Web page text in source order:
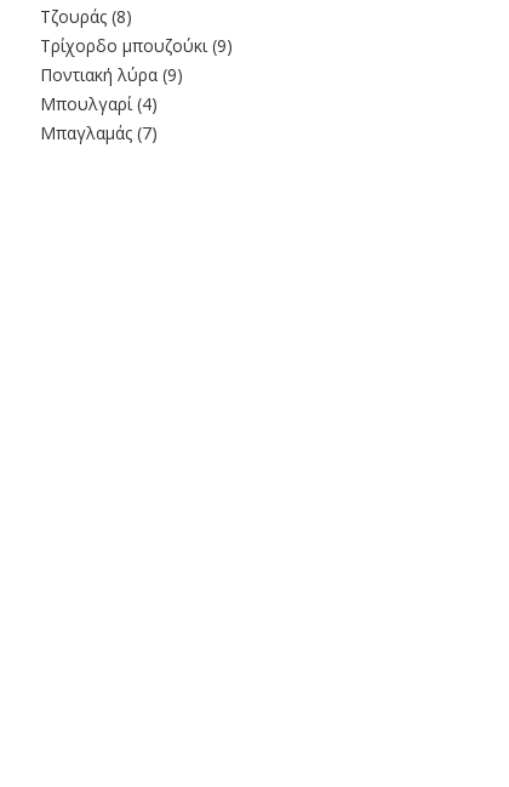
Τζουράς (8)
Τρίχορδο μπουζούκι (9)
Ποντιακή λύρα (9)
Μπουλγαρί (4)
Μπαγλαμάς (7)